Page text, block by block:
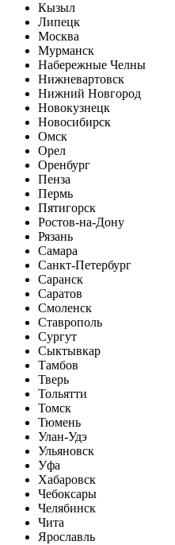
Кызыл
Липецк
Москва
Мурманск
Набережные Челны
Нижневартовск
Нижний Новгород
Новокузнецк
Новосибирск
Омск
Орел
Оренбург
Пенза
Пермь
Пятигорск
Ростов-на-Дону
Рязань
Самара
Санкт-Петербург
Саранск
Саратов
Смоленск
Ставрополь
Сургут
Сыктывкар
Тамбов
Тверь
Тольятти
Томск
Тюмень
Улан-Удэ
Ульяновск
Уфа
Хабаровск
Чебоксары
Челябинск
Чита
Ярославль